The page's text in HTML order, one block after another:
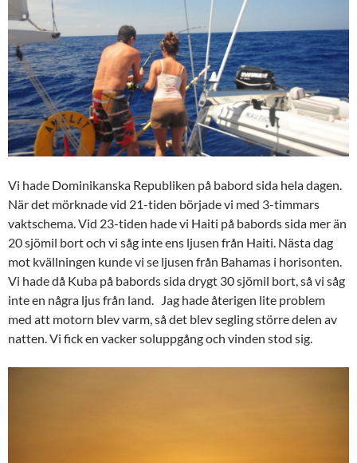
Vi hade Dominikanska Republiken på babord sida hela dagen.
När det mörknade vid 21-tiden började vi med 3-timmars
vaktschema. Vid 23-tiden hade vi Haiti på babords sida mer än
20 sjömil bort och vi såg inte ens ljusen från Haiti. Nästa dag
mot kvällningen kunde vi se ljusen från Bahamas i horisonten.
Vi hade då Kuba på babords sida drygt 30 sjömil bort, så vi såg
inte en några ljus från land. Jag hade återigen lite problem
med att motorn blev varm, så det blev segling större delen av
natten. Vi fick en vacker soluppgång och vinden stod sig.